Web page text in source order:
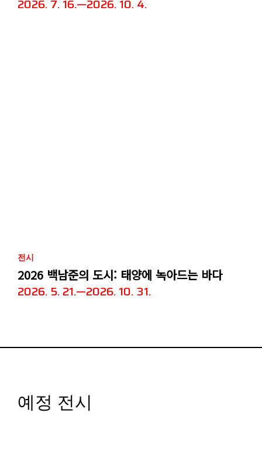
2026. 7. 16.—2026. 10. 4.
전시
2026 백남준의 도시: 태양에 녹아드는 바다
2026. 5. 21.—2026. 10. 31.
예정 전시